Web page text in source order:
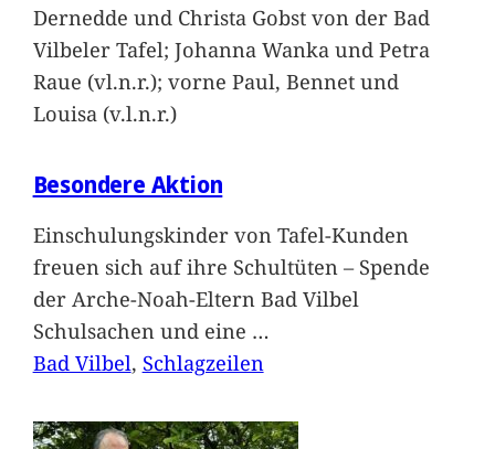
Dernedde und Christa Gobst von der Bad
Vilbeler Tafel; Johanna Wanka und Petra
Raue (vl.n.r.); vorne Paul, Bennet und
Louisa (v.l.n.r.)
Besondere Aktion
Einschulungskinder von Tafel-Kunden
freuen sich auf ihre Schultüten – Spende
der Arche-Noah-Eltern Bad Vilbel
Schulsachen und eine …
Bad Vilbel, Schlagzeilen